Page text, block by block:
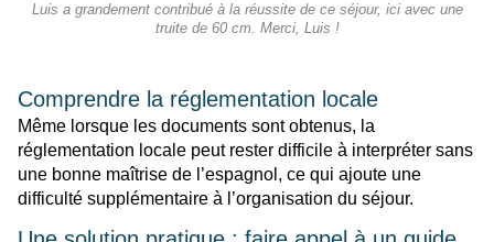
Luis a grandement contribué à la réussite de ce séjour, ici avec une
truite de 60 cm. Merci, Luis !
Comprendre la réglementation locale
Même lorsque les documents sont obtenus, la
réglementation locale peut rester difficile à interpréter sans
une bonne maîtrise de l’espagnol, ce qui ajoute une
difficulté supplémentaire à l’organisation du séjour.